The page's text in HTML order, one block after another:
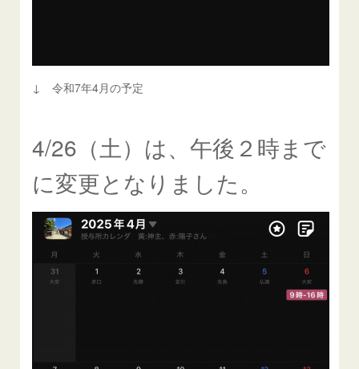
↓ 令和7年4月の予定
4/26（土）は、午後２時まで
に変更となりました。